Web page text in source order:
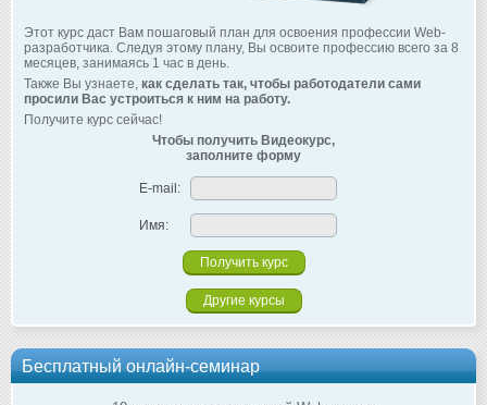
Этот курс даст Вам пошаговый план для освоения профессии Web-
разработчика. Следуя этому плану, Вы освоите профессию всего за 8
месяцев, занимаясь 1 час в день.
Также Вы узнаете, как сделать так, чтобы работодатели сами
просили Вас устроиться к ним на работу.
Получите курс сейчас!
Чтобы получить Видеокурс,
заполните форму
E-mail:
Имя:
Другие курсы
Бесплатный онлайн-семинар